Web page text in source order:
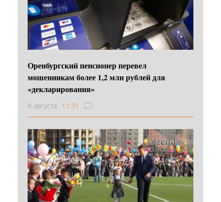
Оренбургский пенсионер перевел
мошенникам более 1,2 млн рублей для
«декларирования»
8 августа 11:31